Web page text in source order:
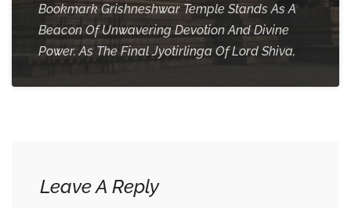
Bookmark Grishneshwar Temple Stands As A
Beacon Of Unwavering Devotion And Divine
Power. As The Final Jyotirlinga Of Lord Shiva,
Leave A Reply